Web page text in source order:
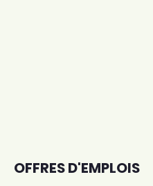
OFFRES D'EMPLOIS